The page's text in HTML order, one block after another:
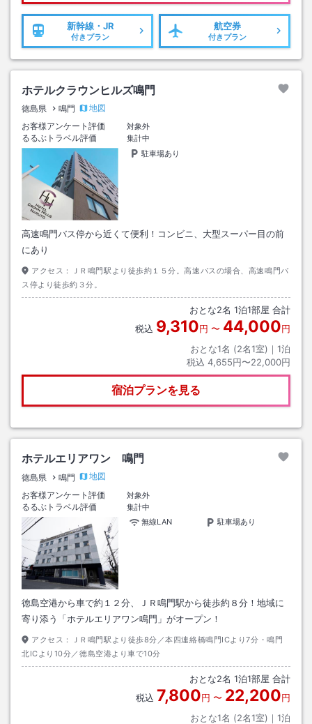
新幹線・JR
付きプラン
航空券
付きプラン
ホテルクラウンヒルズ鳴門
徳島県 鳴門
地図
お客様アンケート評価
対象外
るるぶトラベル評価
集計中
駐車場あり
高速鳴門バス停から近くて便利！コンビニ、大型スーパー目の前
にあり
アクセス：
ＪＲ鳴門駅より徒歩約１５分。高速バスの場合、高速鳴門バ
ス停より徒歩約３分。
おとな2名 1泊1部屋 合計
税込 9,310円 〜 44,000円
おとな1名 (2名1室)｜ 1泊
税込 4,655円〜22,000円
宿泊プランを見る
ホテルエリアワン 鳴門
徳島県 鳴門
地図
お客様アンケート評価
対象外
るるぶトラベル評価
集計中
無線LAN
駐車場あり
徳島空港から車で約１２分、ＪＲ鳴門駅から徒歩約８分！地域に
寄り添う「ホテルエリアワン鳴門」がオープン！
アクセス：
ＪＲ鳴門駅より徒歩8分／本四連絡橋鳴門ICより7分・鳴門
北ICより10分／徳島空港より車で10分
おとな2名 1泊1部屋 合計
税込 7,800円 〜 22,200円
おとな1名 (2名1室)｜ 1泊